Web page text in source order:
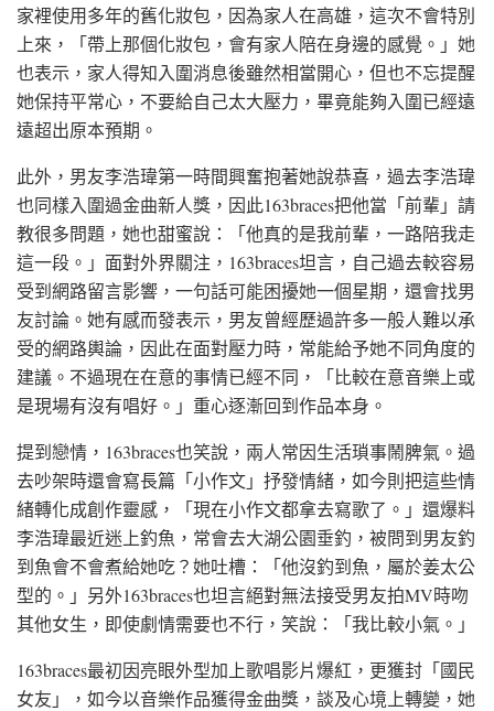
家裡使用多年的舊化妝包，因為家人在高雄，這次不會特別
上來，「帶上那個化妝包，會有家人陪在身邊的感覺。」她
也表示，家人得知入圍消息後雖然相當開心，但也不忘提醒
她保持平常心，不要給自己太大壓力，畢竟能夠入圍已經遠
遠超出原本預期。
此外，男友李浩瑋第一時間興奮抱著她說恭喜，過去李浩瑋
也同樣入圍過金曲新人獎，因此163braces把他當「前輩」請
教很多問題，她也甜蜜說：「他真的是我前輩，一路陪我走
這一段。」面對外界關注，163braces坦言，自己過去較容易
受到網路留言影響，一句話可能困擾她一個星期，還會找男
友討論。她有感而發表示，男友曾經歷過許多一般人難以承
受的網路輿論，因此在面對壓力時，常能給予她不同角度的
建議。不過現在在意的事情已經不同，「比較在意音樂上或
是現場有沒有唱好。」重心逐漸回到作品本身。
提到戀情，163braces也笑說，兩人常因生活瑣事鬧脾氣。過
去吵架時還會寫長篇「小作文」抒發情緒，如今則把這些情
緒轉化成創作靈感，「現在小作文都拿去寫歌了。」還爆料
李浩瑋最近迷上釣魚，常會去大湖公園垂釣，被問到男友釣
到魚會不會煮給她吃？她吐槽：「他沒釣到魚，屬於姜太公
型的。」另外163braces也坦言絕對無法接受男友拍MV時吻
其他女生，即使劇情需要也不行，笑說：「我比較小氣。」
163braces最初因亮眼外型加上歌唱影片爆紅，更獲封「國民
女友」，如今以音樂作品獲得金曲獎，談及心境上轉變，她